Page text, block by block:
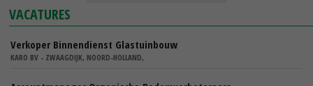
VACATURES
Verkoper Binnendienst Glastuinbouw
KARO BV - ZWAAGDIJK, NOORD-HOLLAND,